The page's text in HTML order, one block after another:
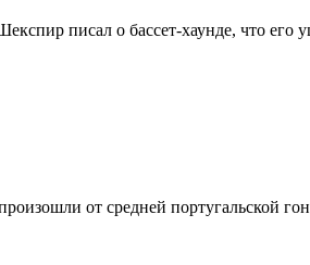
писал о бассет-хаунде, что его
от средней португальской